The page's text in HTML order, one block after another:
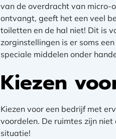
van de overdracht van micro-
ontvangt, geeft het een veel
toiletten en de hal niet! Dit is
zorginstellingen is er soms
speciale middelen onder
Kiezen
Kiezen voor een bedrijf met
voordelen. De ruimtes zijn
situatie!